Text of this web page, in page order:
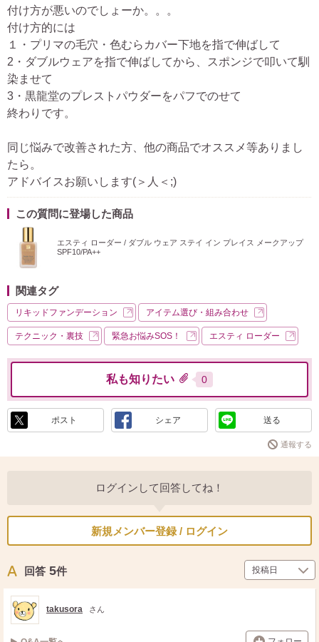
付け方が悪いのでしょーか。。。
付け方的には
１・プリマの毛穴・色むらカバー下地を指で伸ばして
2・ダブルウェアを指で伸ばしてから、スポンジで叩いて馴
染ませて
3・黒龍堂のプレストパウダーをパフでのせて
終わりです。
同じ悩みで改善された方、他の商品でオススメ等ありまし
たら。
アドバイスお願いします(＞人＜;)
この質問に登場した商品
エスティ ローダー / ダブル ウェア ステイ イン プレイス メークアップ
SPF10/PA++
関連タグ
リキッドファンデーション アイテム選び・組み合わせ
テクニック・裏技 緊急お悩みSOS！ エスティ ローダー
私も知りたい 0
ポスト シェア 送る
通報する
ログインして回答してね！
新規メンバー登録 / ログイン
回答 5件
takusora さん